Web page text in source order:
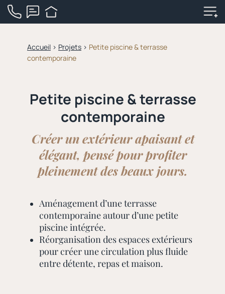
Accueil > Projets > Petite piscine & terrasse
contemporaine
Petite piscine & terrasse
contemporaine
Créer un extérieur apaisant et
élégant, pensé pour profiter
pleinement des beaux jours.
Aménagement d’une terrasse
contemporaine autour d’une petite
piscine intégrée.
Réorganisation des espaces extérieurs
pour créer une circulation plus fluide
entre détente, repas et maison.